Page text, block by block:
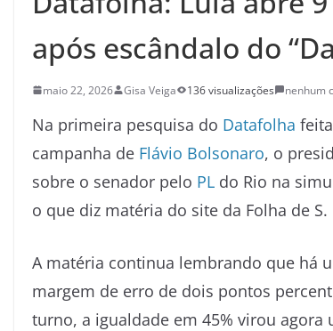
após escândalo do
maio 22, 2026 Gisa Veiga 136 visualizações nenhum
Na primeira pesquisa do Datafolha
campanha de Flávio Bolsonaro, o
sobre o senador pelo PL do Rio na
o que diz matéria do site da Folha de
A matéria continua lembrando que há
margem de erro de dois pontos
turno, a igualdade em 45% virou agora